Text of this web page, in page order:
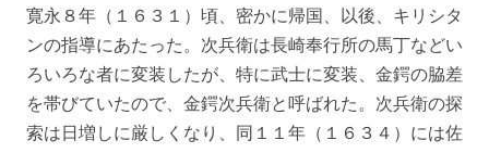
寛永８年（１６３１）頃、密かに帰国、以後、キリシタ
ンの指導にあたった。次兵衛は長崎奉行所の馬丁などい
ろいろな者に変装したが、特に武士に変装、金鍔の脇差
を帯びていたので、金鍔次兵衛と呼ばれた。次兵衛の探
索は日増しに厳しくなり、同１１年（１６３４）には佐